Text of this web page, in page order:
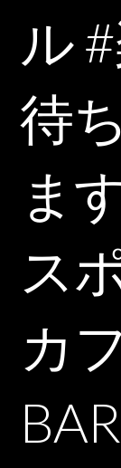
ル
待
ま
ス
カ
BAR